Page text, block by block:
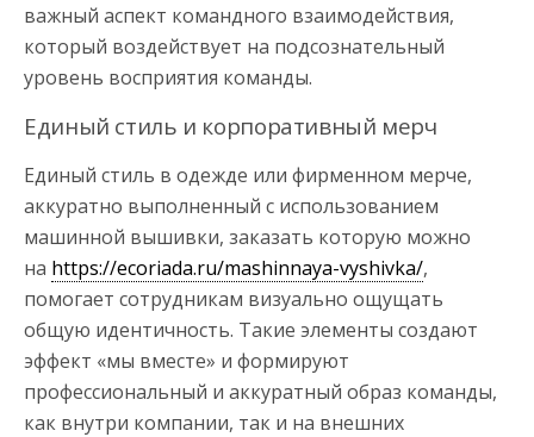
важный аспект командного взаимодействия,
который воздействует на подсознательный
уровень восприятия команды.
Единый стиль и корпоративный мерч
Единый стиль в одежде или фирменном мерче,
аккуратно выполненный с использованием
машинной вышивки, заказать которую можно
на https://ecoriada.ru/mashinnaya-vyshivka/,
помогает сотрудникам визуально ощущать
общую идентичность. Такие элементы создают
эффект «мы вместе» и формируют
профессиональный и аккуратный образ команды,
как внутри компании, так и на внешних